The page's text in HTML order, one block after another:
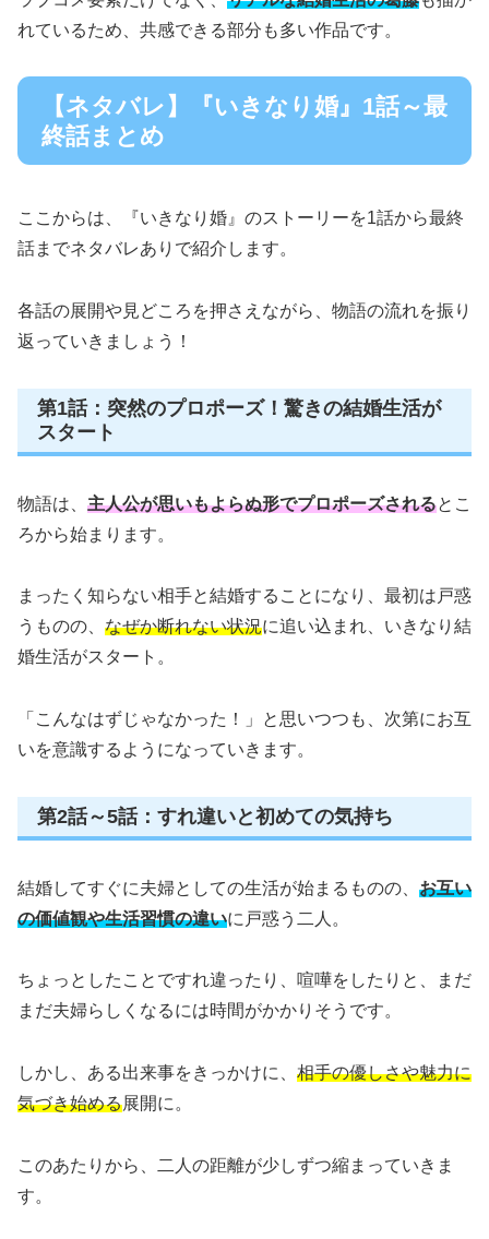
れているため、共感できる部分も多い作品です。
【ネタバレ】『いきなり婚』1話～最
終話まとめ
ここからは、『いきなり婚』のストーリーを1話から最終
話までネタバレありで紹介します。
各話の展開や見どころを押さえながら、物語の流れを振り
返っていきましょう！
第1話：突然のプロポーズ！驚きの結婚生活が
スタート
物語は、 主人公が思いもよらぬ形でプロポーズされるとこ
ろから始まります。
まったく知らない相手と結婚することになり、最初は戸惑
うものの、 なぜか断れない状況に追い込まれ、いきなり結
婚生活がスタート。
「こんなはずじゃなかった！」と思いつつも、次第にお互
いを意識するようになっていきます。
第2話～5話：すれ違いと初めての気持ち
結婚してすぐに夫婦としての生活が始まるものの、 お互い
の価値観や生活習慣の違いに戸惑う二人。
ちょっとしたことですれ違ったり、喧嘩をしたりと、まだ
まだ夫婦らしくなるには時間がかかりそうです。
しかし、ある出来事をきっかけに、 相手の優しさや魅力に
気づき始める展開に。
このあたりから、二人の距離が少しずつ縮まっていきま
す。